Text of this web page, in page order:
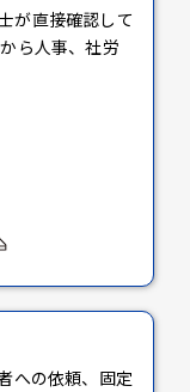
が直接確認して
ら人事、社労
への依頼、固定